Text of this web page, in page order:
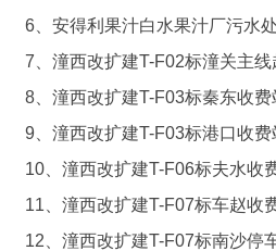
6、安得利果汁白水果汁厂污水
7、潼西改扩建T-F02标潼关主
8、潼西改扩建T-F03标秦东收
9、潼西改扩建T-F03标港口收
10、潼西改扩建T-F06标夫水收
11、潼西改扩建T-F07标车赵收
12、潼西改扩建T-F07标南沙停